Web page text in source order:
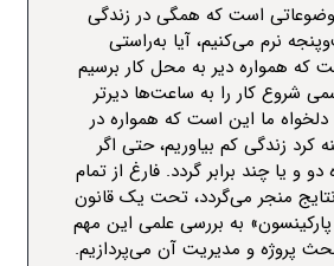
است که همگی در زندگی
نرم می‌کنیم، آیا به‌راستی
دیر به محل کار برسیم
کار را به ساعت‌ها دیرتر
ما این است که همواره در
زندگی کم بیاوریم، حتی اگر
چند برابر گردد. فارغ از تمام
منجر می‌گردد، تحت یک قانون
به بررسی علمی این مهم
و مدیریت آن می‌پردازیم.